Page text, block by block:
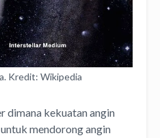
Kredit: Wikipedia
dimana kekuatan angin
mendorong angin